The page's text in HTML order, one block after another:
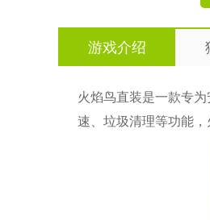
游戏介绍
火焰鸟直装是一款专
速、垃圾清理等功能